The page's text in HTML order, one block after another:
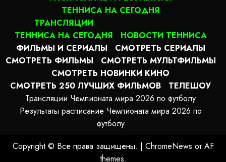
ТЕННИСА НА СЕГОДНЯ
ТРАНСЛЯЦИИ
ТЕННИСА НА СЕГОДНЯ
НОВОСТИ ТЕННИСА
ФИЛЬМЫ И СЕРИАЛЫ
СМОТРЕТЬ СЕРИАЛЫ
СМОТРЕТЬ ФИЛЬМЫ
СМОТРЕТЬ МУЛЬТФИЛЬМЫ
СМОТРЕТЬ НОВИНКИ КИНО
СМОТРЕТЬ 250 ЛУЧШИХ ФИЛЬМОВ
ТЕЛЕШОУ
Трансляции Чемпионата мира 2026 по футболу
Результаты расписание Чемпионата мира 2026 по
футболу
Copyright © Все права защищены. | ChromeNews от AF
themes.